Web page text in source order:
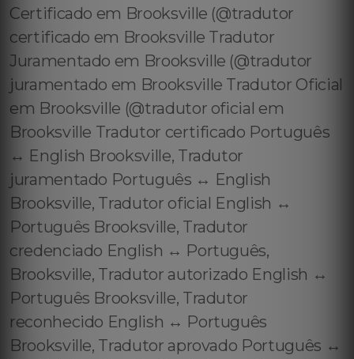
Certificado em Brooksville (@tradutor
certificado em Brooksville Tradutor
Juramentado em Brooksville (@tradutor
juramentado em Brooksville Tradutor Oficial
em Brooksville (@tradutor oficial em
Brooksville Tradutor certificado Português
↔️ English Brooksville, Tradutor
juramentado Português ↔️ English
Brooksville, Tradutor oficial English ↔️
Português Brooksville, Tradutor
credenciado English ↔️ Português,
Brooksville, Tradutor autorizado English ↔️
Português Brooksville, Tradutor
reconhecido English ↔️ Português
Brooksville, Tradutor aprovado Português ↔️